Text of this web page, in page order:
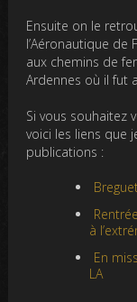
Ensuite on le
l’Aéronautique de
aux chemins de
Ardennes où il fut
Si vous souhaitez
voici les liens que
publications :
à
En
LA